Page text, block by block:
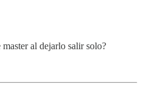
al dejarlo salir solo?